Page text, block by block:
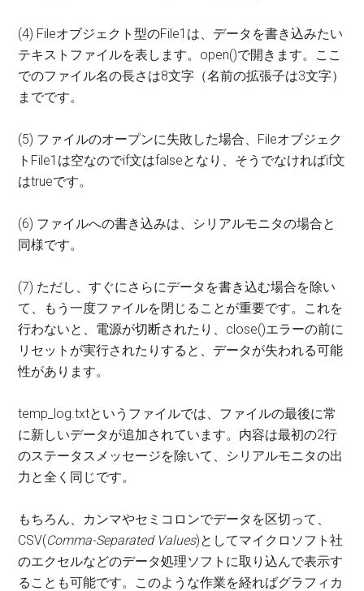
(4) Fileオブジェクト型のFile1は、データを書き込みたい
テキストファイルを表します。open()で開きます。ここ
でのファイル名の長さは8文字（名前の拡張子は3文字）
までです。
(5) ファイルのオープンに失敗した場合、Fileオブジェク
トFile1は空なのでif文はfalseとなり、そうでなければif文
はtrueです。
(6) ファイルへの書き込みは、シリアルモニタの場合と
同様です。
(7) ただし、すぐにさらにデータを書き込む場合を除い
て、もう一度ファイルを閉じることが重要です。これを
行わないと、電源が切断されたり、close()エラーの前に
リセットが実行されたりすると、データが失われる可能
性があります。
temp_log.txtというファイルでは、ファイルの最後に常
に新しいデータが追加されています。内容は最初の2行
のステータスメッセージを除いて、シリアルモニタの出
力と全く同じです。
もちろん、カンマやセミコロンでデータを区切って、
CSV(Comma-Separated Values)としてマイクロソフト社
のエクセルなどのデータ処理ソフトに取り込んで表示す
ることも可能です。このような作業を経ればグラフィカ